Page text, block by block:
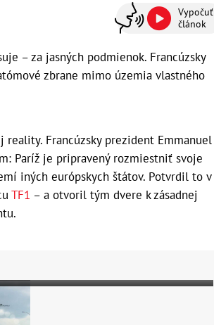
Vypočuť
článok
– za jasných podmienok. Francúzsky
zbrane mimo územia vlastného
Francúzsky prezident Emmanuel
Paríž je pripravený rozmiestniť svoje
iných európskych štátov. Potvrdil to v
TF1 – a otvoril tým dvere k zásadnej